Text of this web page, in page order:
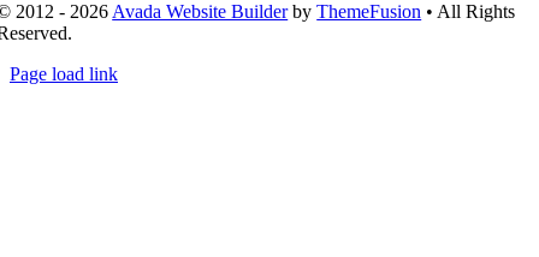
2012 - 2026 Avada Website BuilderbyThemeFusion • All Rights
Page load link